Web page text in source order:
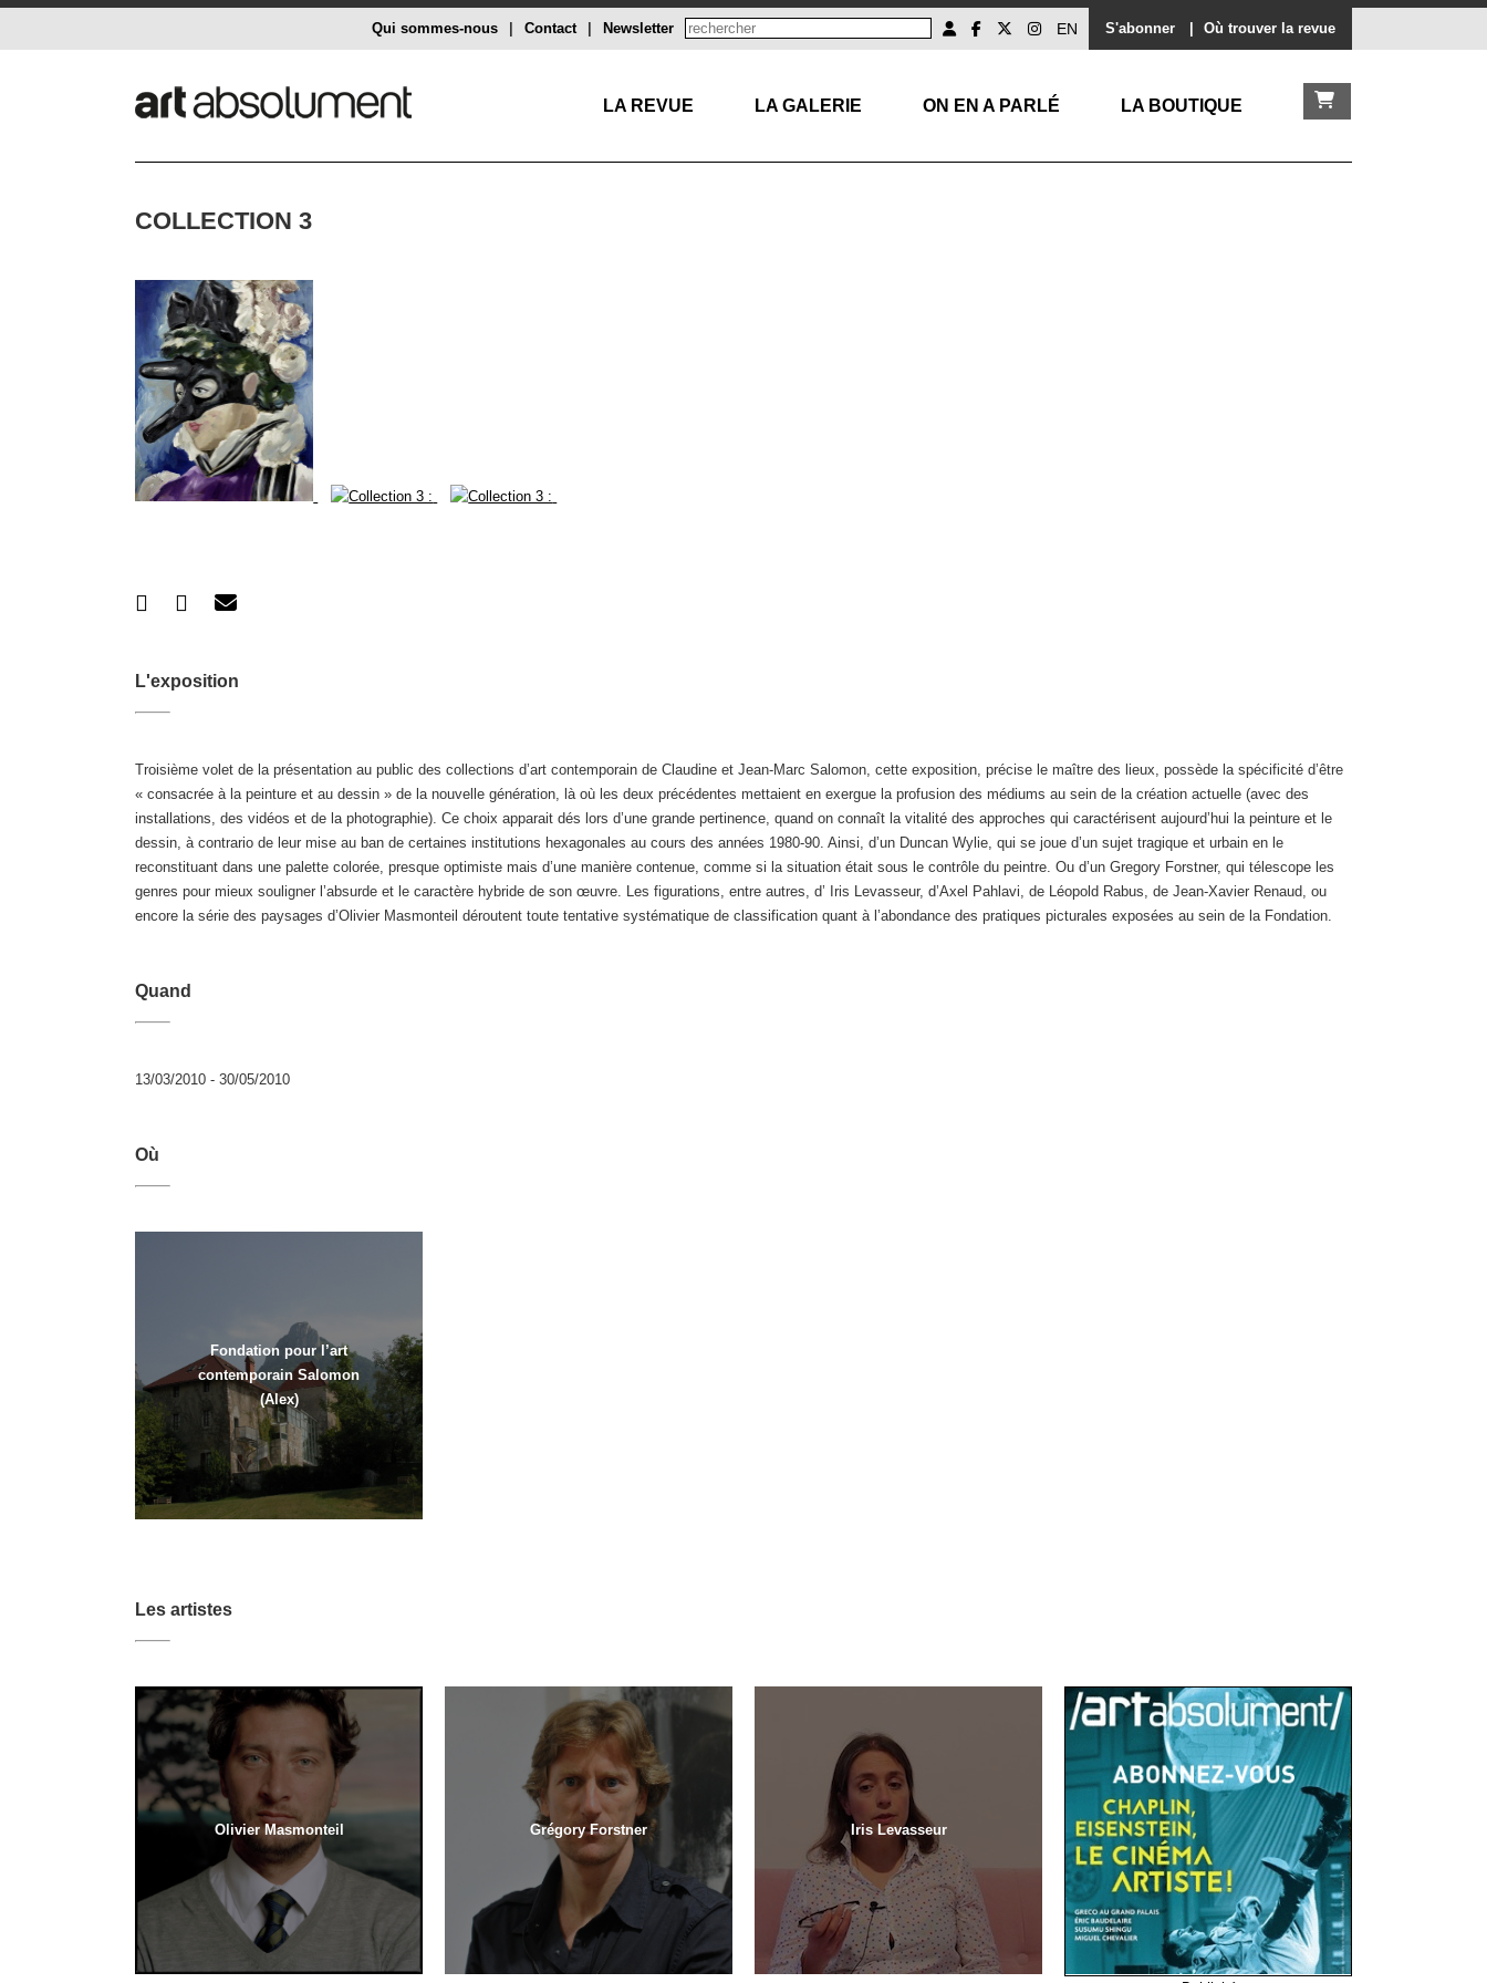
S'abonner Où trouver la revue
EN
Newsletter
Contact
Qui sommes-nous
LA REVUE LA GALERIE ON EN A PARLÉ LA BOUTIQUE
COLLECTION 3
L'exposition
Troisième volet de la présentation au public des collections d’art contemporain de Claudine et Jean-Marc Salomon, cette exposition, précise le maître des lieux, possède la spécificité d’être
« consacrée à la peinture et au dessin » de la nouvelle génération, là où les deux précédentes mettaient en exergue la profusion des médiums au sein de la création actuelle (avec des
installations, des vidéos et de la photographie). Ce choix apparait dés lors d’une grande pertinence, quand on connaît la vitalité des approches qui caractérisent aujourd’hui la peinture et le
dessin, à contrario de leur mise au ban de certaines institutions hexagonales au cours des années 1980-90. Ainsi, d’un Duncan Wylie, qui se joue d’un sujet tragique et urbain en le
reconstituant dans une palette colorée, presque optimiste mais d’une manière contenue, comme si la situation était sous le contrôle du peintre. Ou d’un Gregory Forstner, qui télescope les
genres pour mieux souligner l’absurde et le caractère hybride de son œuvre. Les figurations, entre autres, d’ Iris Levasseur, d’Axel Pahlavi, de Léopold Rabus, de Jean-Xavier Renaud, ou
encore la série des paysages d’Olivier Masmonteil déroutent toute tentative systématique de classification quant à l’abondance des pratiques picturales exposées au sein de la Fondation.
Quand
13/03/2010 - 30/05/2010
Où
Fondation pour l’art
contemporain Salomon
(Alex)
Les artistes
Olivier Masmonteil Grégory Forstner Iris Levasseur